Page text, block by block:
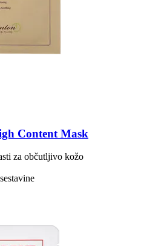
Content Mask
za občutljivo kožo